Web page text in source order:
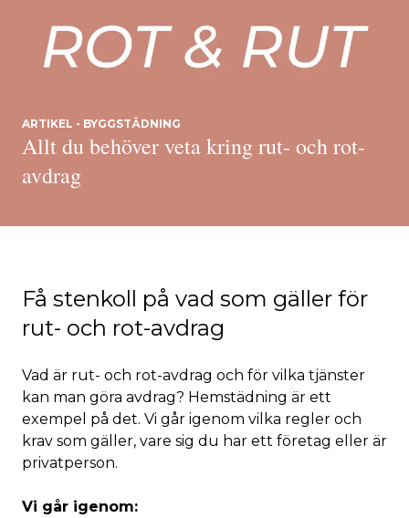
Få stenkoll på vad som gäller för
rut- och rot-avdrag
Vad är rut- och rot-avdrag och för vilka tjänster
kan man göra avdrag? Hemstädning är ett
exempel på det. Vi går igenom vilka regler och
krav som gäller, vare sig du har ett företag eller är
privatperson.
Vi går igenom:
ARTIKEL - BYGGSTÄDNING
Allt du behöver veta kring rut- och rot-
avdrag